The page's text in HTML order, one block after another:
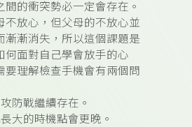
間的衝突勢必一定會存在。
不放心，但父母的不放心並
漸漸消失，所以這個課題是
何面對自己學會放手的心
要理解檢查手機會有兩個問
防戰繼續存在。
大的時機點會更晚。